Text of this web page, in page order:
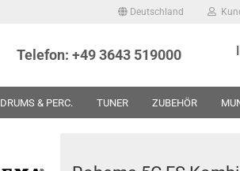
Deutschland
Telefon: +49 3643 519000
DRUMS & PERC. TUNER ZUBEHÖR